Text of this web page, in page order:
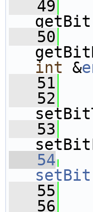
   49
   50
int &
   51
   52
   53
   54
setBit
   55
   56